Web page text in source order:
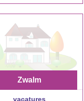
Zwalm
vacatures